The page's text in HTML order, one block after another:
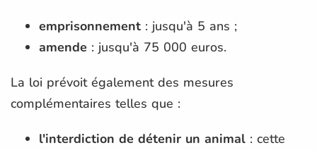
emprisonnement : jusqu'à 5 ans ;
amende : jusqu'à 75 000 euros.
La loi prévoit également des mesures
complémentaires telles que :
l'interdiction de détenir un animal : cette